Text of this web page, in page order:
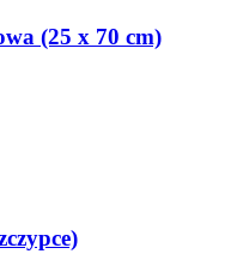
(25 x 70 cm)